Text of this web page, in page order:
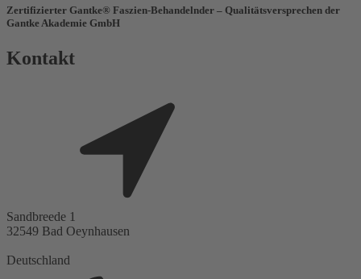
Zertifizierter Gantke® Faszien-Behandelnder – Qualitätsversprechen der
Gantke Akademie GmbH
Kontakt
Sandbreede 1
32549 Bad Oeynhausen
Deutschland